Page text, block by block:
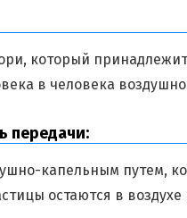
который
в человека
передачи:
капельным путем,
остаются в